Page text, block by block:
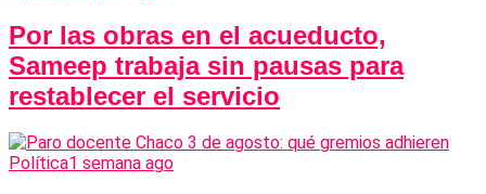
Por las obras en el acueducto,
Sameep trabaja sin pausas para
restablecer el servicio
Política1 semana ago